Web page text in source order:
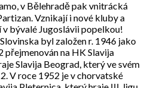
v Bělehradě pak vnitrácká
Vznikají i nové kluby a
v bývalé Jugoslávii popelkou!
byl založen r. 1946 jako
přejmenován na HK Slavija
Slavija Beograd, který ve svém
V roce 1952 je v chorvatské